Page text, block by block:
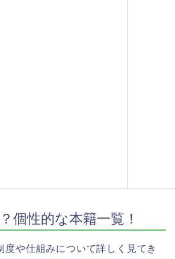
個性的な本籍一覧！
度や仕組みについて詳しく見てき